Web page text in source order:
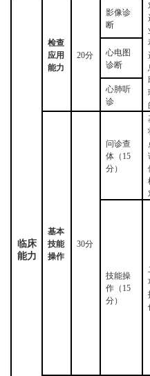
临床
能力
检查
应用
能力
20分
影像诊
断
心电图
诊断
心肺听
诊
基本
技能
操作
30分
问诊查
体（ 15
分）
技能操
作（ 15
分）